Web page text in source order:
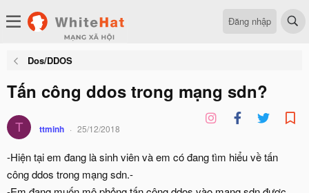
Đăng nhập
Dos/DDOS
Tấn công ddos trong mạng sdn?
T ttminh 25/12/2018
-Hiện tại em đang là sinh viên và em có đang tìm hiểu về tấn
công ddos trong mạng sdn.-